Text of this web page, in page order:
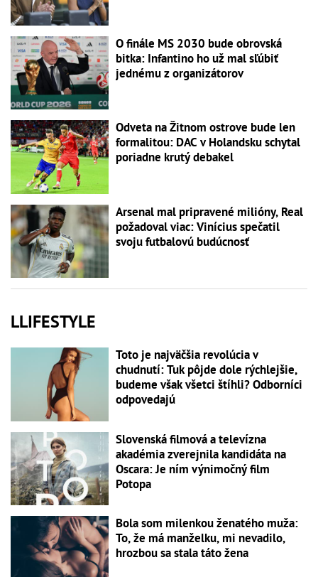
O finále MS 2030 bude obrovská
bitka: Infantino ho už mal sľúbiť
jednému z organizátorov
Odveta na Žitnom ostrove bude len
formalitou: DAC v Holandsku schytal
poriadne krutý debakel
Arsenal mal pripravené milióny, Real
požadoval viac: Vinícius spečatil
svoju futbalovú budúcnosť
LLIFESTYLE
Toto je najväčšia revolúcia v
chudnutí: Tuk pôjde dole rýchlejšie,
budeme však všetci štíhli? Odborníci
odpovedajú
Slovenská filmová a televízna
akadémia zverejnila kandidáta na
Oscara: Je ním výnimočný film
Potopa
Bola som milenkou ženatého muža:
To, že má manželku, mi nevadilo,
hrozbou sa stala táto žena